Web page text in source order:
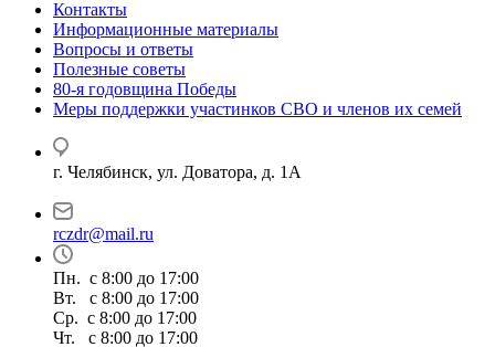
Контакты
Информационные материалы
Вопросы и ответы
Полезные советы
80-я годовщина Победы
Меры поддержки участинков СВО и членов их семей
г. Челябинск, ул. Доватора, д. 1А
rczdr@mail.ru
Пн. с 8:00 до 17:00
Вт. с 8:00 до 17:00
Ср. с 8:00 до 17:00
Чт. с 8:00 до 17:00